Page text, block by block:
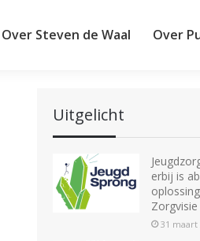
Over Steven de Waal Over
Uitgelicht
erbij is
Zorgvisie
31 maart